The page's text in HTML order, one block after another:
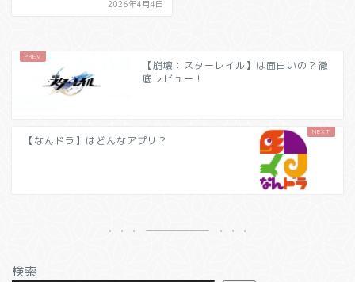
2026年4月4日
【崩壊：スターレイル】は面白いの？徹
底レビュー！
【なんドラ】はどんなアプリ？
検索